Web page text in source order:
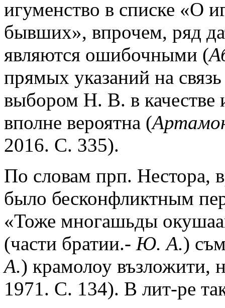
игуменство в списке «О
бывших», впрочем, ряд
являются ошибочными (
прямых указаний на
выбором Н. В. в качестве
вполне вероятна (
2016. С. 335).
По словам прп. Нестора,
было бесконфликтным
«Тоже многашьды
(части братии.- Ю. А.)
А.) крамолоу възложити,
1971. С. 134). В лит-ре